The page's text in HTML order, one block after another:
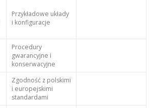
Przykładowe układy
i konfiguracje
Procedury
gwarancyjne i
konserwacyjne
Zgodność z polskimi
i europejskimi
standardami